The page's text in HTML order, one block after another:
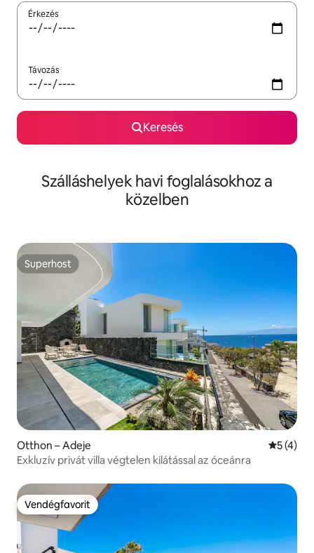
Érkezés
Távozás
Keresés
Szálláshelyek havi foglalásokhoz a
közelben
Superhost
Superhost
Otthon – Adeje Átlagos
5 (4)
Exkluzív privát villa végtelen kilátással az óceánra
Vendégfavorit
Vendégfavorit